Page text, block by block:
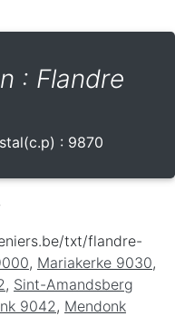
: Flandre
: 9870
txt/flandre-
, Mariakerke 9030,
, Sint-Amandsberg
9042, Mendonk